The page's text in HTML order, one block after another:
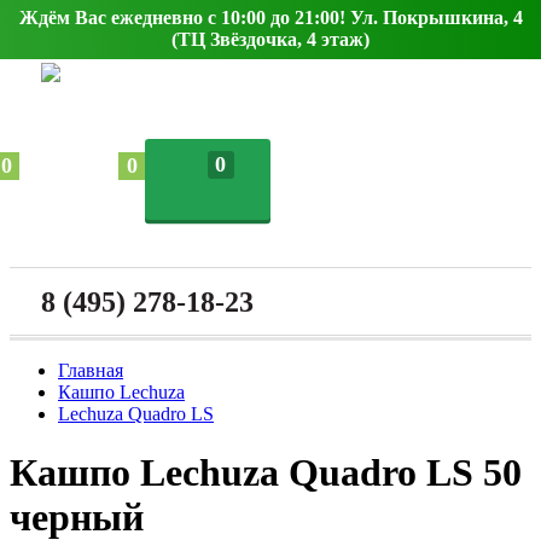
Ждём Вас ежедневно с 10:00 до 21:00! Ул. Покрышкина, 4
(ТЦ Звёздочка, 4 этаж)
0
0 0
8 (495) 278-18-23
Главная
Кашпо Lechuza
Lechuza Quadro LS
Кашпо Lechuza Quadro LS 50
черный